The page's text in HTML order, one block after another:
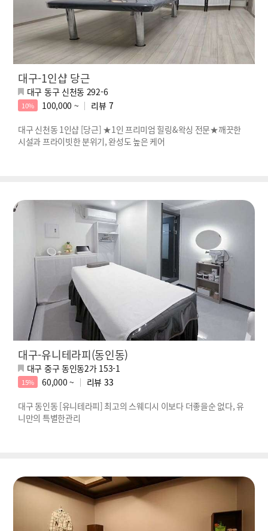
대구-1인샵 당근
대구 동구 신천동 292-6
10% 100,000 ~ 리뷰 7
대구 신천동 1인샵 [당근] ★1인 프리미엄 힐링&왁싱 전문★깨끗한
시설과 프라이빗한 분위기, 완성도 높은 케어
대구-유니테라피(동인동)
대구 중구 동인동2가 153-1
15% 60,000 ~ 리뷰 33
대구 동인동 [유니테라피] 최고의 스웨디시 이보다 더좋을순 없다, 유
니만의 특별한관리